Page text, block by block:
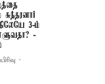
3-ம்
-